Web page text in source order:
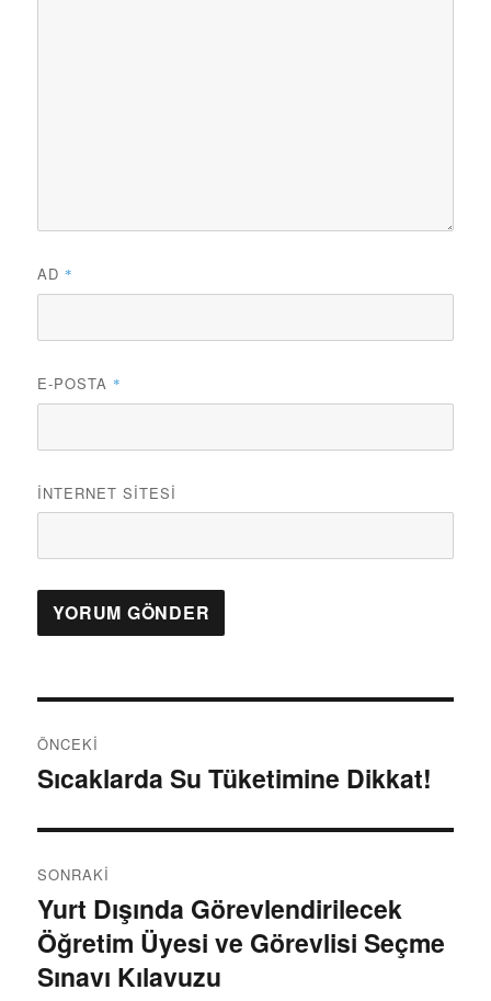
AD *
E-POSTA *
İNTERNET SITESI
a
ı
g
e
ÖNCEKI
Ö
c
e
k
i
y
a
Sıcaklarda Su Tüketimine Dikkat!
SONRAKI
S
o
n
Yurt Dışında Görevlendirilecek
Öğretim Üyesi ve Görevlisi Seçme
Sınavı Kılavuzu